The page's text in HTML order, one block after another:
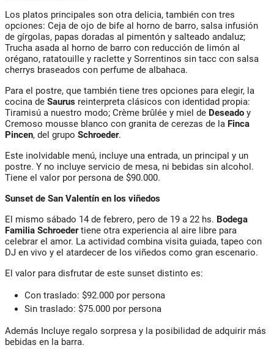
Los platos principales son otra delicia, también con tres
opciones: Ceja de ojo de bife al horno de barro, salsa infusión
de gírgolas, papas doradas al pimentón y salteado andaluz;
Trucha asada al horno de barro con reducción de limón al
orégano, ratatouille y raclette y Sorrentinos sin tacc con salsa
cherrys braseados con perfume de albahaca.
Para el postre, que también tiene tres opciones para elegir, la
cocina de Saurus reinterpreta clásicos con identidad propia:
Tiramisú a nuestro modo; Crème brûlée y miel de Deseado y
Cremoso mousse blanco con granita de cerezas de la Finca
Pincen, del grupo Schroeder.
Este inolvidable menú, incluye una entrada, un principal y un
postre. Y no incluye servicio de mesa, ni bebidas sin alcohol.
Tiene el valor por persona de $90.000.
Sunset de San Valentín en los viñedos
El mismo sábado 14 de febrero, pero de 19 a 22 hs. Bodega
Familia Schroedertiene otra experiencia al aire libre para
celebrar el amor. La actividad combina visita guiada, tapeo con
DJ en vivo y el atardecer de los viñedos como gran escenario.
El valor para disfrutar de este sunset distinto es:
Con traslado: $92.000 por persona
Sin traslado: $75.000 por persona
Además Incluye regalo sorpresa y la posibilidad de adquirir más
bebidas en la barra.